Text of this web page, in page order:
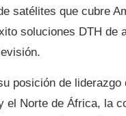
satélites que cubre
soluciones DTH de
posición de
el Norte de África, la